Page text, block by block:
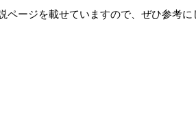
ージを載せていますので、ぜひ参考に